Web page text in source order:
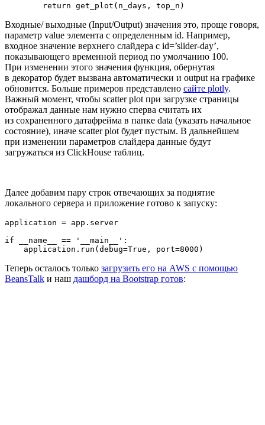
        return get_plot(n_days, top_n)
Входные/ выходные (Input/Output) значения это, проще говоря,
параметр value элемента с определенным id. Например,
входное значение верхнего слайдера с id=’slider-day’,
показывающего временной период по умолчанию 100.
При изменении этого значения функция, обернутая
в декоратор будет вызвана автоматически и output на графике
обновится. Больше примеров представлено сайте plotly.
Важный момент, чтобы scatter plot при загрузке страницы
отображал данные нам нужно сперва считать их
из сохраненного датафрейма в папке data (указать начальное
состояние), иначе scatter plot будет пустым. В дальнейшем
при изменении параметров слайдера данные будут
загружаться из ClickHouse таблиц.
Далее добавим пару строк отвечающих за поднятие
локального сервера и приложение готово к запуску:
application = app.server
if __name__ == '__main__':
    application.run(debug=True, port=8000)
Теперь осталось только загрузить его на AWS с помощью
BeansTalk и наш дашборд на Bootstrap готов: